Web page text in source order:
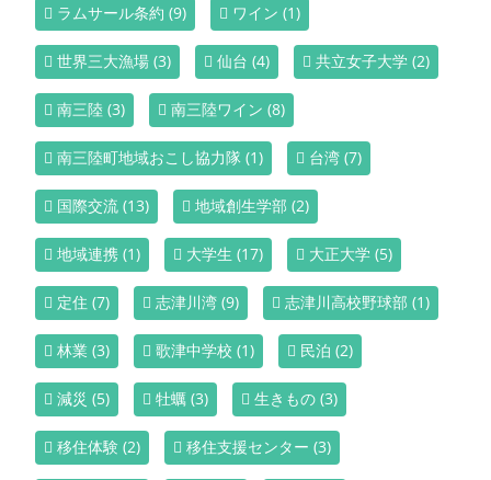
ラムサール条約 (9) ワイン (1)
世界三大漁場 (3) 仙台 (4) 共立女子大学 (2)
南三陸 (3) 南三陸ワイン (8)
南三陸町地域おこし協力隊 (1) 台湾 (7)
国際交流 (13) 地域創生学部 (2)
地域連携 (1) 大学生 (17) 大正大学 (5)
定住 (7) 志津川湾 (9) 志津川高校野球部 (1)
林業 (3) 歌津中学校 (1) 民泊 (2)
減災 (5) 牡蠣 (3) 生きもの (3)
移住体験 (2) 移住支援センター (3)